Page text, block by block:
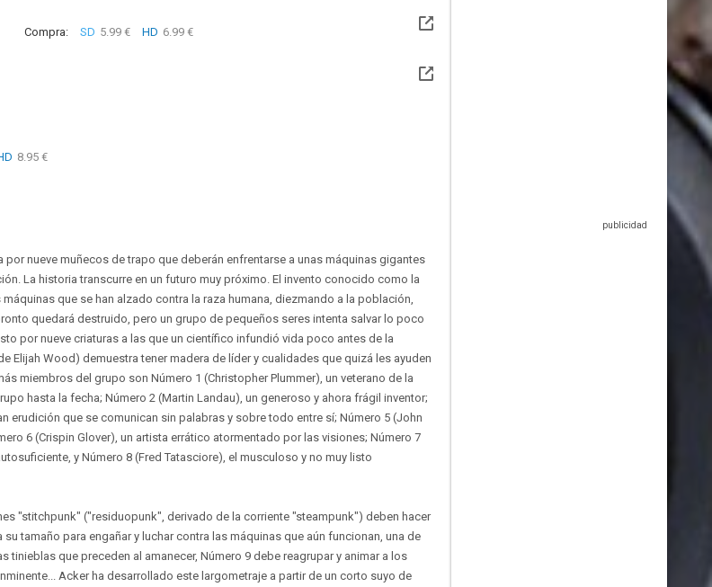
Compra: SD 5.99 € HD 6.99 €
8.95 €
nueve muñecos de trapo que deberán enfrentarse a unas máquinas gigantes
La historia transcurre en un futuro muy próximo. El invento conocido como la
que se han alzado contra la raza humana, diezmando a la población,
quedará destruido, pero un grupo de pequeños seres intenta salvar lo poco
por nueve criaturas a las que un científico infundió vida poco antes de la
Elijah Wood) demuestra tener madera de líder y cualidades que quizá les ayuden
miembros del grupo son Número 1 (Christopher Plummer), un veterano de la
hasta la fecha; Número 2 (Martin Landau), un generoso y ahora frágil inventor;
erudición que se comunican sin palabras y sobre todo entre sí; Número 5 (John
6 (Crispin Glover), un artista errático atormentado por las visiones; Número 7
y Número 8 (Fred Tatasciore), el musculoso y no muy listo
"stitchpunk" ("residuopunk", derivado de la corriente "steampunk") deben hacer
tamaño para engañar y luchar contra las máquinas que aún funcionan, una de
tinieblas que preceden al amanecer, Número 9 debe reagrupar y animar a los
Acker ha desarrollado este largometraje a partir de un corto suyo de